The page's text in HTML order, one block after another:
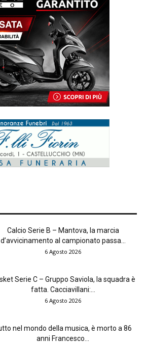
Calcio Serie B – Mantova, la marcia
d’avvicinamento al campionato passa...
6 Agosto 2026
Serie C – Gruppo Saviola, la squadra è
fatta. Cacciavillani:...
6 Agosto 2026
nel mondo della musica, è morto a 86
anni Francesco...